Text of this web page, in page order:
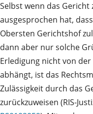
Selbst wenn das Gericht
ausgesprochen hat,
Obersten Gerichtshof
dann aber nur solche
Erledigung nicht von
abhängt, ist das
Zulässigkeit durch das
zurückzuweisen (RIS-